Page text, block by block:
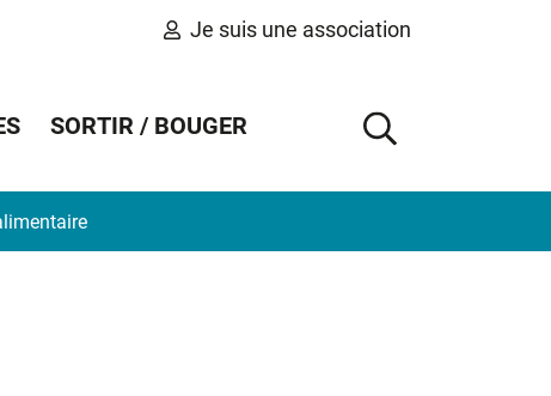
Je suis une association
SORTIR / BOUGER
AFFICHER